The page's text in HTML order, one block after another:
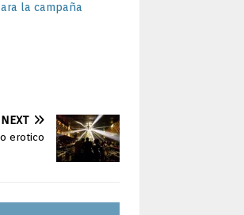
la campaña
NEXT
erotico